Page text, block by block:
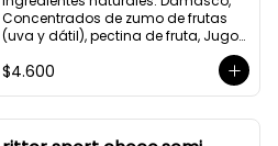
Concentrados de zumo de frutas
(uva y dátil), pectina de fruta, Jugo
conservantes artificiales, nuestras
mermeladas se caracterizan por
$4.600